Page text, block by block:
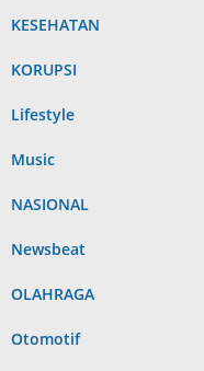
KESEHATAN
KORUPSI
Lifestyle
Music
NASIONAL
Newsbeat
OLAHRAGA
Otomotif